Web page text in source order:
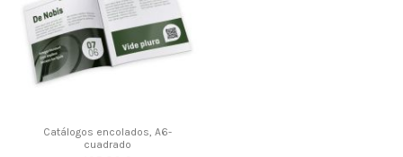
Catálogos encolados, A6-
cuadrado